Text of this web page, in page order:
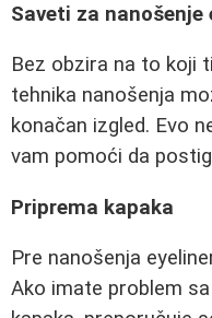
Saveti za nanošenje
Bez obzira na to koji
tehnika nanošenja
konačan izgled. Evo
vam pomoći da
Priprema kapaka
Pre nanošenja
Ako imate problem